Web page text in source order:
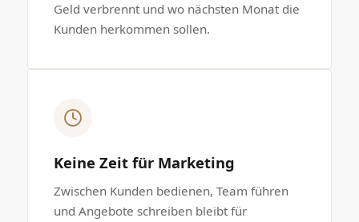
Geld verbrennt und wo nächsten Monat die
Kunden herkommen sollen.
Keine Zeit für Marketing
Zwischen Kunden bedienen, Team führen
und Angebote schreiben bleibt für